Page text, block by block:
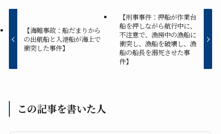
【海難事故：船だまりから
の出航船と入港船が海上で
衝突した事件】
【刑事事件：押船が作業台
船を押しながら航行中に、
不注意で、漁撈中の漁船に
衝突し、漁船を破壊し、漁
船の船長を溺死させた事
件】
この記事を書いた人